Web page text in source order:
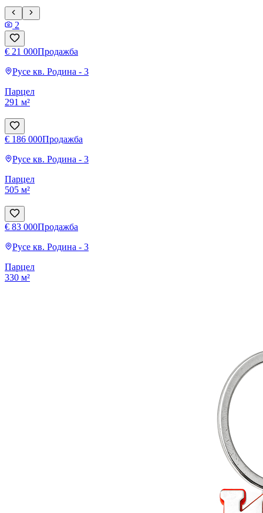
2
€ 21 000Продажба
Русе кв. Родина - 3
Парцел
291 м²
€ 186 000Продажба
Русе кв. Родина - 3
Парцел
505 м²
€ 83 000Продажба
Русе кв. Родина - 3
Парцел
330 м²